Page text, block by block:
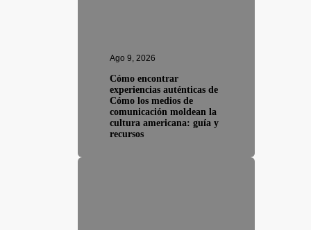
Ago 9, 2026
Cómo encontrar
experiencias auténticas de
Cómo los medios de
comunicación moldean la
cultura americana: guía y
recursos